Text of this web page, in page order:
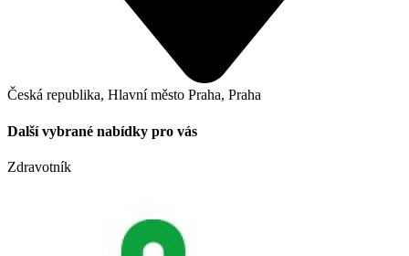
Česká republika, Hlavní město Praha, Praha
Další vybrané nabídky pro vás
Zdravotník